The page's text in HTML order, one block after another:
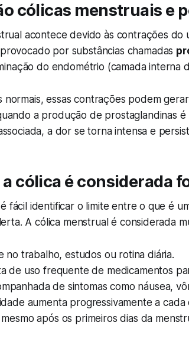
cólicas menstruais e
acontece devido às contrações do
por substâncias chamadas
do endométrio (camada interna
normais, essas contrações podem
a produção de prostaglandinas
a dor se torna intensa e
cólica é considerada
fácil identificar o limite entre o que é
A cólica menstrual é considerada
no trabalho, estudos ou rotina diária.
de uso frequente de medicamentos
de sintomas como náusea,
aumenta progressivamente a cada
mesmo após os primeiros dias da